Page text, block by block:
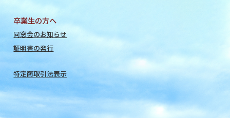
卒業生の方へ
同窓会のお知らせ
証明書の発行
特定商取引法表示